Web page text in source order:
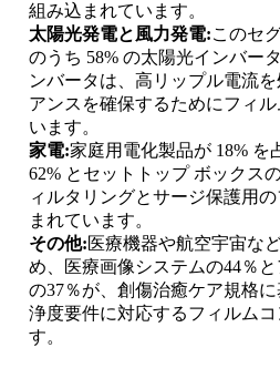
組み込まれています。
太陽光発電と風力発電:このセ
のうち 58% の太陽光インバー
ンバータは、高リップル電流
アンスを確保するためにフィ
います。
家電:家庭用電化製品が 18% を
62% とセットトップ ボックス
ィルタリングとサージ保護用
まれています。
その他:医療機器や航空宇宙な
め、医療画像システムの44％
の37％が、創傷治癒ケア規格
浄度要件に対応するフィルム
す。